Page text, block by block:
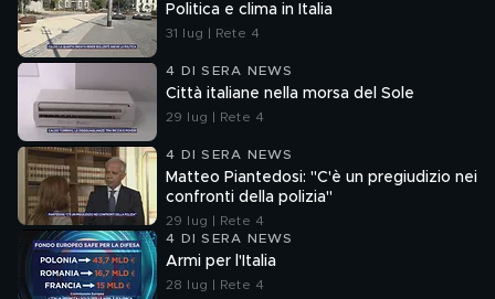
Politica e clima in Italia
31 lug | Rete 4
4 DI SERA NEWS
Città italiane nella morsa del Sole
29 lug | Rete 4
4 DI SERA NEWS
Matteo Piantedosi: "C'è un pregiudizio nei
confronti della polizia"
29 lug | Rete 4
4 DI SERA NEWS
Armi per l'Italia
28 lug | Rete 4